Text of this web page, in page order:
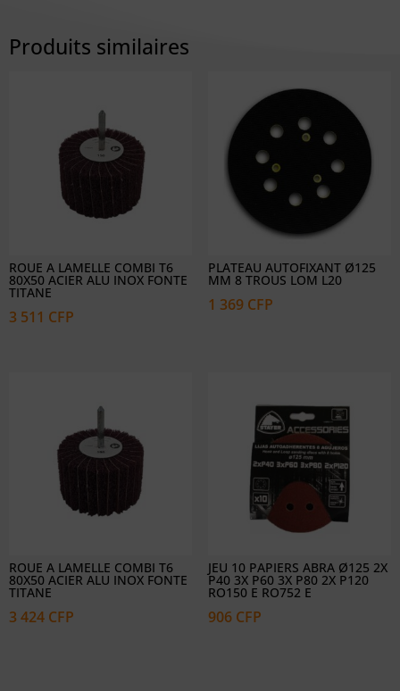
Produits similaires
ROUE A LAMELLE COMBI T6
80X50 ACIER ALU INOX FONTE
TITANE
3 511 CFP
PLATEAU AUTOFIXANT Ø125
MM 8 TROUS LOM L20
1 369 CFP
ROUE A LAMELLE COMBI T6
80X50 ACIER ALU INOX FONTE
TITANE
3 424 CFP
JEU 10 PAPIERS ABRA Ø125 2X
P40 3X P60 3X P80 2X P120
RO150 E RO752 E
906 CFP